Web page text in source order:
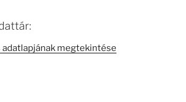
adatlapjának megtekintése